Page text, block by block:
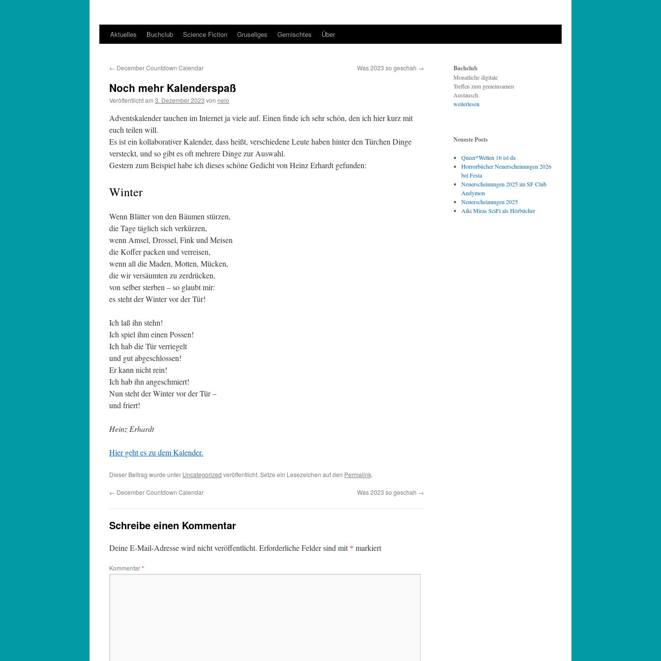
Aktuelles Buchclub Science Fiction Gruseliges Gemischtes Über
← December Countdown Calendar Was 2023 so geschah →
Noch mehr Kalenderspaß
Veröffentlicht am 3. Dezember 2023 von nelo
Adventskalender tauchen im Internet ja viele auf. Einen finde ich sehr schön, den ich hier kurz mit
euch teilen will.
Es ist ein kollaborativer Kalender, dass heißt, verschiedene Leute haben hinter den Türchen Dinge
versteckt, und so gibt es oft mehrere Dinge zur Auswahl.
Gestern zum Beispiel habe ich dieses schöne Gedicht von Heinz Erhardt gefunden:
Winter
Wenn Blätter von den Bäumen stürzen,
die Tage täglich sich verkürzen,
wenn Amsel, Drossel, Fink und Meisen
die Koffer packen und verreisen,
wenn all die Maden, Motten, Mücken,
die wir versäumten zu zerdrücken,
von selber sterben – so glaubt mir:
es steht der Winter vor der Tür!
Ich laß ihn stehn!
Ich spiel ihm einen Possen!
Ich hab die Tür verriegelt
und gut abgeschlossen!
Er kann nicht rein!
Ich hab ihn angeschmiert!
Nun steht der Winter vor der Tür –
und friert!
Heinz Erhardt
Hier geht es zu dem Kalender.
Dieser Beitrag wurde unter Uncategorized veröffentlicht. Setze ein Lesezeichen auf den Permalink.
← December Countdown Calendar Was 2023 so geschah →
Schreibe einen Kommentar
Deine E-Mail-Adresse wird nicht veröffentlicht. Erforderliche Felder sind mit* markiert
Kommentar*
Buchclub
Monatliche digitale
Treffen zum gemeinsamen
Austausch.
weiterlesen
Neueste Posts
Queer*Welten 16 ist da
Horrorbücher Neuerscheinungen 2026
bei Festa
Neuerscheinungen 2025 im SF Club
Andymon
Neuerscheinungen 2025
Aiki Miras SciFi als Hörbücher